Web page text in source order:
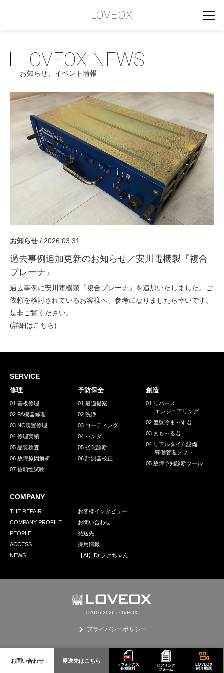
LOVEOX
PHILOSOPHY
フィロソフィー
COMPANY PROFILE
会社情報
SERVICE
サービス内容
INTERVIEW
RECRUIT
採用情報
GREEN CHALLENGE
環境への取り組み
お問い合わせ / 発送先
お問い合わせ 発送先はこちら
ラヴォックス
各種資料
ヒアリング
フォーム
LOVEOX
紹介動画
LOVEOX NEWS
お知らせ、イベント情報
お知らせ / 2026.03.31
過去事例追加更新のお知らせ／安川電機製『複合
プレーナ』
過去事例に安川電機製『複合プレーナ』を追加いたしました。ご
依頼を検討されているお客様へ、参考になりましたら幸いです。
是非ご覧ください。
(詳細はこちら)
SERVICE
修理
01 基板修理
02 FA機器修理
03 NC装置修理
04 修理実績
05 品質検査
06 故障原因解析
07 信頼性試験
予防保全
01 最適提案
02 洗浄
03 コーティング
04 ハンダ
05 劣化診断
06 計測器校正
創造
01 リバース
エンジニアリング
02 盤盤冷ま～す君
03 まも～る君
04 リアルタイム設備
稼働管理ソフト
05 故障予知診断ツール
COMPANY
THE REPAIR
COMPANY PROFILE
PEOPLE
ACCESS
NEWS
お客様インタビュー
お問い合わせ
発送先
採用情報
【AI】Dr.フクちゃん
©2016-2026 LOVEOX
プライバシーポリシー